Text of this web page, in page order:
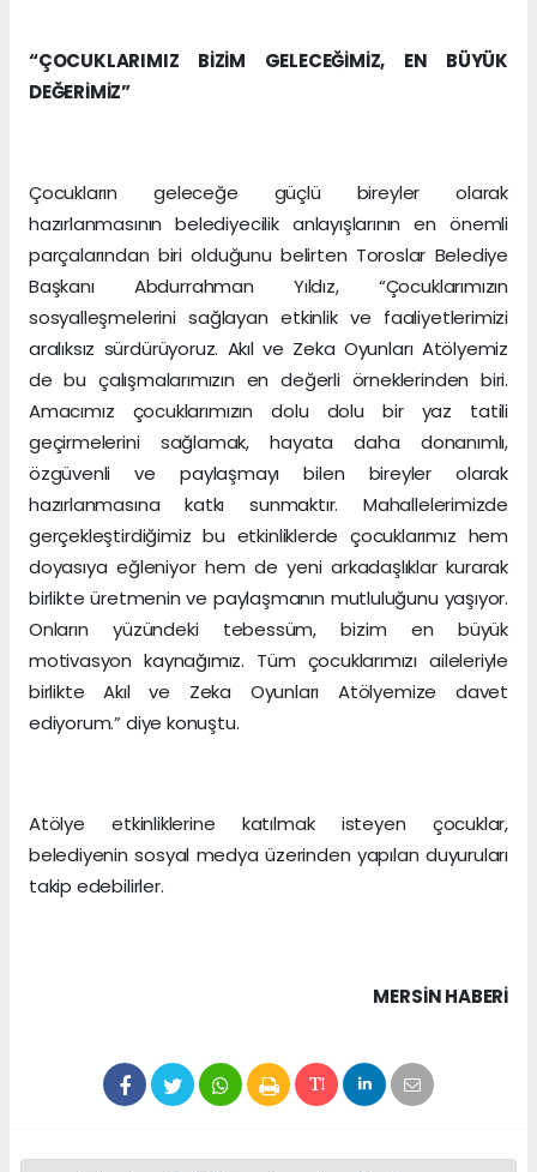
“ÇOCUKLARIMIZ BİZİM GELECEĞİMİZ, EN BÜYÜK
DEĞERİMİZ”
Çocukların geleceğe güçlü bireyler olarak
hazırlanmasının belediyecilik anlayışlarının en önemli
parçalarından biri olduğunu belirten Toroslar Belediye
Başkanı Abdurrahman Yıldız, “Çocuklarımızın
sosyalleşmelerini sağlayan etkinlik ve faaliyetlerimizi
aralıksız sürdürüyoruz. Akıl ve Zeka Oyunları Atölyemiz
de bu çalışmalarımızın en değerli örneklerinden biri.
Amacımız çocuklarımızın dolu dolu bir yaz tatili
geçirmelerini sağlamak, hayata daha donanımlı,
özgüvenli ve paylaşmayı bilen bireyler olarak
hazırlanmasına katkı sunmaktır. Mahallelerimizde
gerçekleştirdiğimiz bu etkinliklerde çocuklarımız hem
doyasıya eğleniyor hem de yeni arkadaşlıklar kurarak
birlikte üretmenin ve paylaşmanın mutluluğunu yaşıyor.
Onların yüzündeki tebessüm, bizim en büyük
motivasyon kaynağımız. Tüm çocuklarımızı aileleriyle
birlikte Akıl ve Zeka Oyunları Atölyemize davet
ediyorum.” diye konuştu.
Atölye etkinliklerine katılmak isteyen çocuklar,
belediyenin sosyal medya üzerinden yapılan duyuruları
takip edebilirler.
MERSIN HABERİ